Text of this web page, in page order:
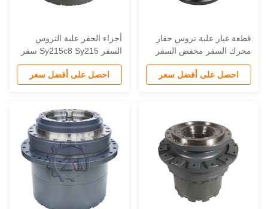
غيار علبة تروس حفار
السفر مخفض السفر
مجموعة التروس النهائية E323
E320 507 6561 507
احصل على أفضل سعر
أجزاء الحفر علبة التروس
السفر Sy215c8 Sy215 سفر
Sy235 القيادة النهائية بدون
محرك Sy195 سفر خفض
احصل على أفضل سعر